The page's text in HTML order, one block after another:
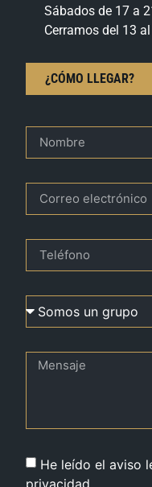
Sábados de 17 a
Cerramos del 13
¿CÓMO LLEGAR?
He leído el aviso
privacidad